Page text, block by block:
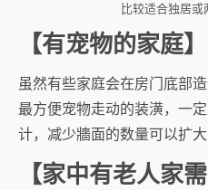
比较适合独居
【有宠物的家庭】
虽然有些家庭会在房门底部
最方便宠物走动的装潢，一
计，减少牆面的数量可以扩
【家中有老人家